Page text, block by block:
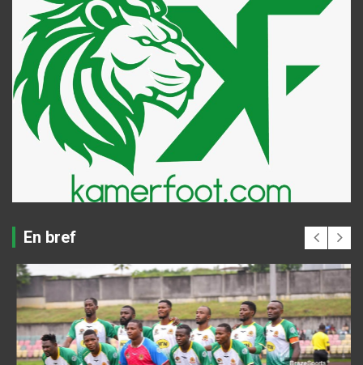
En bref